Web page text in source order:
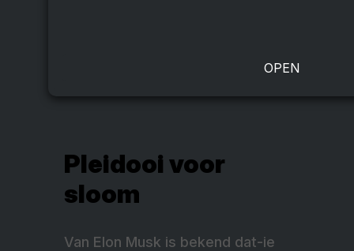
Pleidooi voor
sloom
Van Elon Musk is bekend dat-ie